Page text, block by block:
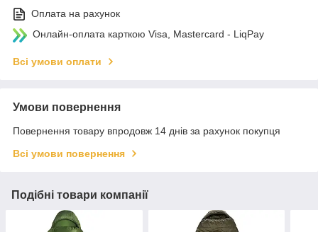
Оплата на рахунок
Онлайн-оплата карткою Visa, Mastercard - LiqPay
Всі умови оплати
Умови повернення
Повернення товару впродовж 14 днів за рахунок покупця
Всі умови повернення
Подібні товари компанії